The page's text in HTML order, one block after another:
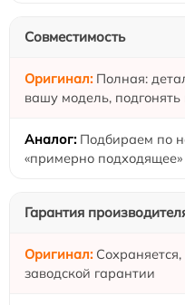
Совместимость
Полная:
вашу модель,
Подбираем по
«примерно
Гарантия
заводской гарантии